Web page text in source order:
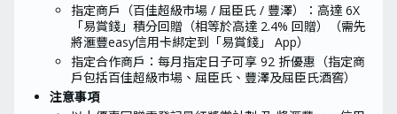
指定商戶（百佳超級市場 / 屈臣氏 / 豐澤）：高達 6X
「易賞錢」積分回贈（相等於高達 2.4% 回贈）（需先
將滙豐easy信用卡綁定到「易賞錢」 App）
指定合作商戶：每月指定日子可享 92 折優惠（指定商
戶包括百佳超級市場、屈臣氏、豐澤及屈臣氏酒窖）
注意事項